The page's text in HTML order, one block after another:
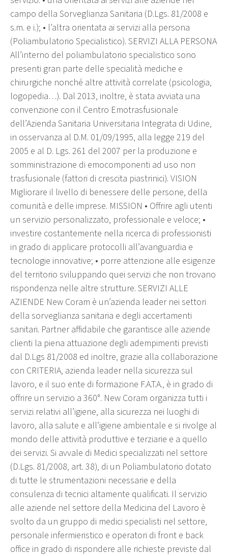
campo della Sorveglianza Sanitaria (D.Lgs. 81/2008 e
s.m. e i.); • l’altra orientata ai servizi alla persona
(Poliambulatorio Specialistico). SERVIZI ALLA PERSONA
All’interno del poliambulatorio specialistico sono
presenti gran parte delle specialità mediche e
chirurgiche nonché altre attività correlate (psicologia,
logopedia…). Dal 2013, inoltre, è stata avviata una
convenzione con il Centro Emotrasfusionale
dell’Azienda Sanitaria Universitaria Integrata di Udine,
in osservanza al D.M. 01/09/1995, alla legge 219 del
2005 e al D. Lgs. 261 del 2007 per la produzione e
somministrazione di emocomponenti ad uso non
trasfusionale (fattori di crescita piastrinici). VISION
Migliorare il livello di benessere delle persone, della
comunità e delle imprese. MISSION • Offrire agli utenti
un servizio personalizzato, professionale e veloce; •
investire costantemente nella ricerca di professionisti
in grado di applicare protocolli all’avanguardia e
tecnologie innovative; • porre attenzione alle esigenze
del territorio sviluppando quei servizi che non trovano
rispondenza nelle altre strutture. SERVIZI ALLE
AZIENDE New Coram è un’azienda leader nei settori
della sorveglianza sanitaria e degli accertamenti
sanitari. Partner affidabile che garantisce alle aziende
clienti la piena attuazione degli adempimenti previsti
dal D.Lgs 81/2008 ed inoltre, grazie alla collaborazione
con CRITERIA, azienda leader nella sicurezza sul
lavoro, e il suo ente di formazione F.A.T.A., è in grado di
offrire un servizio a 360°. New Coram organizza tutti i
servizi relativi all’igiene, alla sicurezza nei luoghi di
lavoro, alla salute e all’igiene ambientale e si rivolge al
mondo delle attività produttive e terziarie e a quello
dei servizi. Si avvale di Medici specializzati nel settore
(D.Lgs. 81/2008, art. 38), di un Poliambulatorio dotato
di tutte le strumentazioni necessarie e della
consulenza di tecnici altamente qualificati. Il servizio
alle aziende nel settore della Medicina del Lavoro è
svolto da un gruppo di medici specialisti nel settore,
personale infermieristico e operatori di front e back
office in grado di rispondere alle richieste previste dal